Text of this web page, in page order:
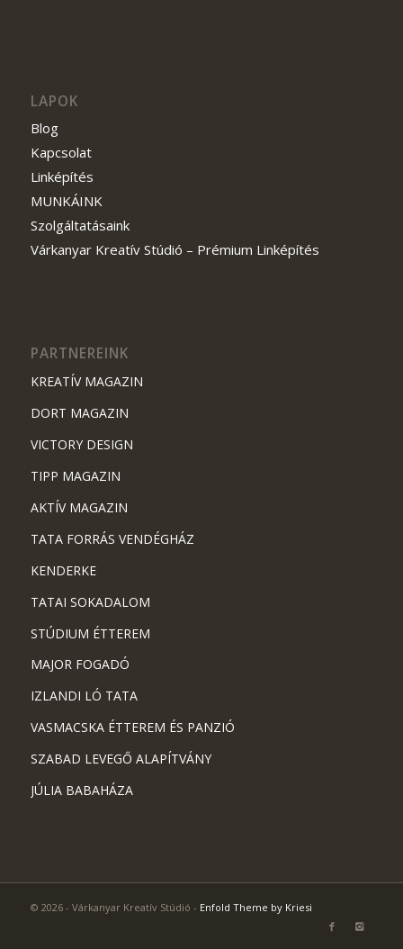
LAPOK
Blog
Kapcsolat
Linképítés
MUNKÁINK
Szolgáltatásaink
Várkanyar Kreatív Stúdió – Prémium Linképítés
PARTNEREINK
KREATÍV MAGAZIN
DORT MAGAZIN
VICTORY DESIGN
TIPP MAGAZIN
AKTÍV MAGAZIN
TATA FORRÁS VENDÉGHÁZ
KENDERKE
TATAI SOKADALOM
STÚDIUM ÉTTEREM
MAJOR FOGADÓ
IZLANDI LÓ TATA
VASMACSKA ÉTTEREM ÉS PANZIÓ
SZABAD LEVEGŐ ALAPÍTVÁNY
JÚLIA BABAHÁZA
© 2026 - Várkanyar Kreatív Stúdió - Enfold Theme by Kriesi